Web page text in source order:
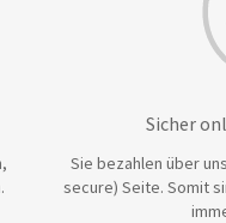
Sicher
Sie bezahlen über
secure) Seite. Somit